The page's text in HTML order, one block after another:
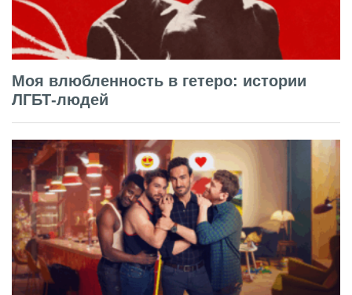
Моя влюбленность в гетеро: истории
ЛГБТ-людей